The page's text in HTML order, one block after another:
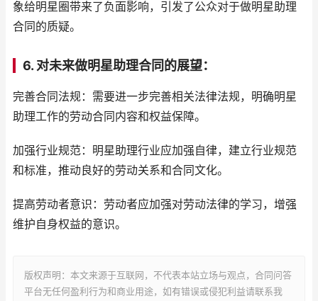
象给明星圈带来了负面影响，引发了公众对于做明星助理
合同的质疑。
6. 对未来做明星助理合同的展望：
完善合同法规：需要进一步完善相关法律法规，明确明星
助理工作的劳动合同内容和权益保障。
加强行业规范：明星助理行业应加强自律，建立行业规范
和标准，推动良好的劳动关系和合同文化。
提高劳动者意识：劳动者应加强对劳动法律的学习，增强
维护自身权益的意识。
版权声明：本文来源于互联网，不代表本站立场与观点，合同问答
平台无任何盈利行为和商业用途，如有错误或侵犯利益请联系我